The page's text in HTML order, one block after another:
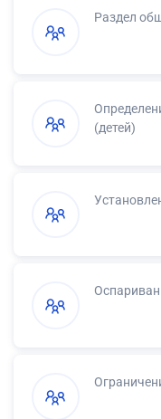
Раздел
(детей)